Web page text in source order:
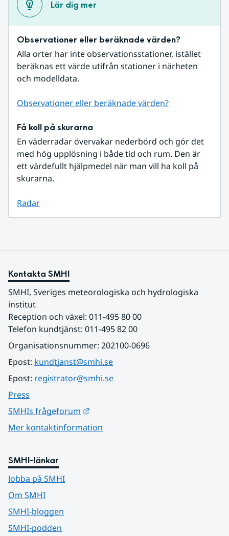
Lär dig mer
Observationer eller beräknade värden?
Alla orter har inte observationsstationer, istället
beräknas ett värde utifrån stationer i närheten
och modelldata.
Observationer eller beräknade värden?
Få koll på skurarna
En väderradar övervakar nederbörd och gör det
med hög upplösning i både tid och rum. Den är
ett värdefullt hjälpmedel när man vill ha koll på
skurarna.
Radar
Kontakta SMHI
SMHI, Sveriges meteorologiska och hydrologiska
institut
Reception och växel: 011-495 80 00
Telefon kundtjänst: 011-495 82 00
Organisationsnummer: 202100-0696
Epost: kundtjanst@smhi.se
Epost: registrator@smhi.se
Press
SMHIs frågeforum
Mer kontaktinformation
SMHI-länkar
Jobba på SMHI
Om SMHI
SMHI-bloggen
SMHI-podden